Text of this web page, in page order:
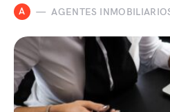
A AGENTES